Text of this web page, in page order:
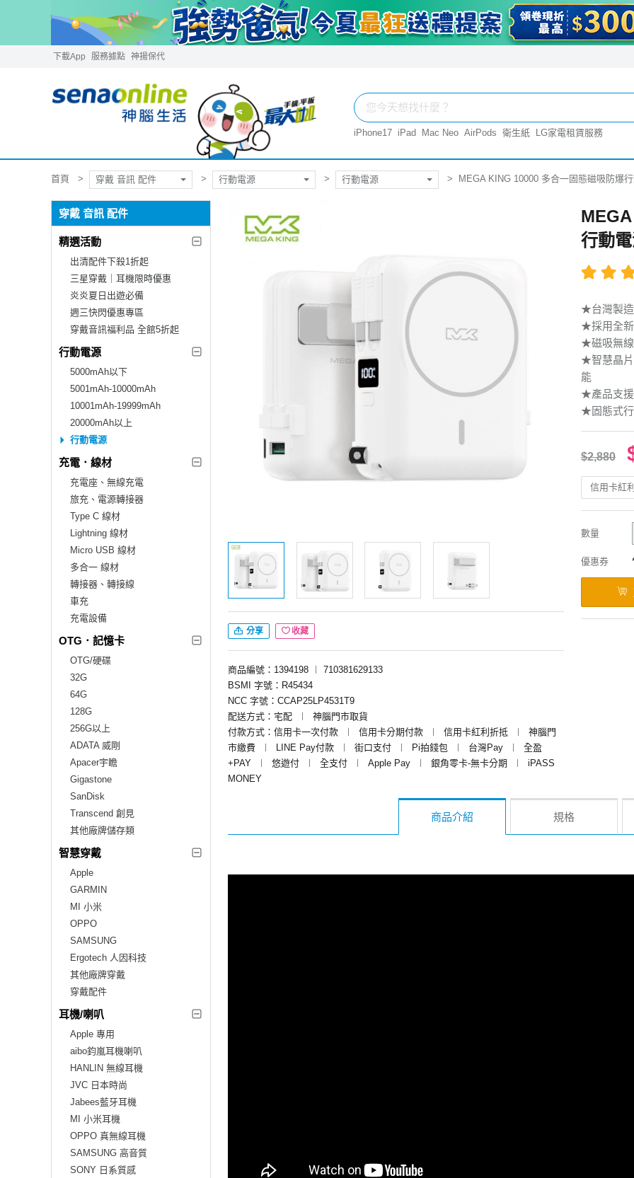
下載App 服務據點 神揚保代
iPhone17 iPad Mac Neo AirPods 衛生紙 LG家電租賃服務
首頁 穿戴 音訊 配件 行動電源 行動電源 MEGA KING 10000 多合一固態磁吸防爆
穿戴 音訊 配件
精選活動
出清配件下殺1折起
三星穿戴｜耳機限時優惠
炎炎夏日出遊必備
週三快閃優惠專區
穿戴音訊福利品 全館5折起
行動電源
5000mAh以下
5001mAh-10000mAh
10001mAh-19999mAh
20000mAh以上
行動電源
充電．線材
充電座、無線充電
旅充、電源轉接器
Type C 線材
Lightning 線材
Micro USB 線材
多合一 線材
轉接器、轉接線
車充
充電設備
OTG．記憶卡
OTG/硬碟
32G
64G
128G
256G以上
ADATA 威剛
Apacer宇瞻
Gigastone
SanDisk
Transcend 創見
其他廠牌儲存類
智慧穿戴
Apple
GARMIN
MI 小米
OPPO
SAMSUNG
Ergotech 人因科技
其他廠牌穿戴
穿戴配件
耳機/喇叭
Apple 專用
aibo鈞嵐耳機喇叭
HANLIN 無線耳機
JVC 日本時尚
Jabees藍牙耳機
MI 小米耳機
OPPO 真無線耳機
SAMSUNG 高音質
SONY 日系質感
分享 收藏
商品編號：1394198 ︱
710381629133
BSMI 字號：R45434
NCC 字號：CCAP25LP4531T9
配送方式：宅配
︱
神腦門市取貨
付款方式：信用卡一次付款
︱ 信用卡分期付款 ︱ 信用卡紅利折抵 ︱
神腦門
市繳費
︱ LINE Pay付款 ︱ 街口支付 ︱ Pi拍錢包 ︱ 台灣Pay ︱
全盈
+PAY
︱ 悠遊付 ︱ 全支付 ︱ Apple Pay ︱ 銀角零卡-無卡分期 ︱
iPASS
MONEY
行動
★台灣製造
★採用全
★磁吸無線
★智慧晶片
能
★產品支
★固態式
$2,880
信用卡紅
數量
優惠券
商品介紹 規格